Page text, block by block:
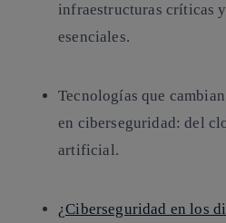
infraestructuras críticas
esenciales.
Tecnologías que
en ciberseguridad: del
artificial.
¿Ciberseguridad en los